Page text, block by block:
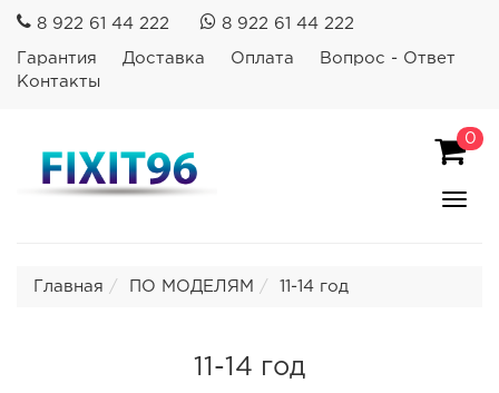
8 922 61 44 222 8 922 61 44 222
Гарантия Доставка Оплата
Вопрос - Ответ
Контакты
0
Главная ПО МОДЕЛЯМ 11-14 год
11-14 год